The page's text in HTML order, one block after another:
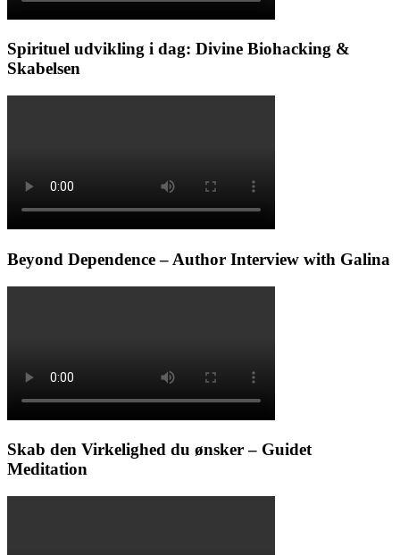
Spirituel udvikling i dag: Divine Biohacking &
Skabelsen
Beyond Dependence – Author Interview with Galina
Skab den Virkelighed du ønsker – Guidet
Meditation